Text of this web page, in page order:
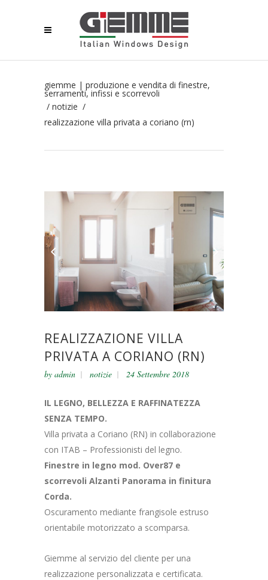
giemme | produzione e vendita di finestre,
serramenti, infissi e scorrevoli
/ notizie /
realizzazione villa privata a coriano (rn)
REALIZZAZIONE VILLA
PRIVATA A CORIANO (RN)
by admin notizie 24 Settembre 2018
IL LEGNO, BELLEZZA E RAFFINATEZZA
SENZA TEMPO.
Villa privata a Coriano (RN) in collaborazione
con ITAB – Professionisti del legno.
Finestre in legno mod. Over87 e
scorrevoli Alzanti Panorama in finitura
Corda.
Oscuramento mediante frangisole estruso
orientabile motorizzato a scomparsa.
Giemme al servizio del cliente per una
realizzazione personalizzata e certificata.